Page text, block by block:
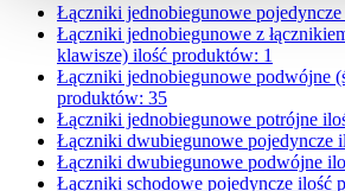
Łączniki jednobiegunowe pojedyncze
Łączniki jednobiegunowe z
klawisze) ilość produktów: 1
Łączniki jednobiegunowe podwójne
produktów: 35
Łączniki jednobiegunowe potrójne
Łączniki dwubiegunowe pojedyncze
Łączniki dwubiegunowe podwójne
Łączniki schodowe pojedyncze ilość